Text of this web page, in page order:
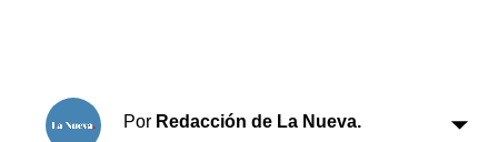
Por Redacción de La Nueva.